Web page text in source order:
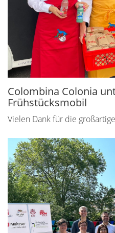
Colombina Colonia
Frühstücksmobil
Vielen Dank für die